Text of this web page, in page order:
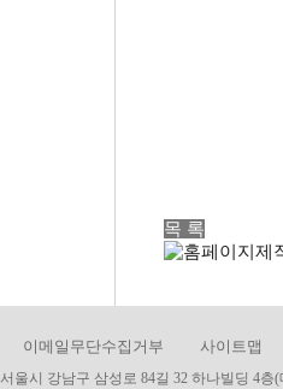
목 록
이메일무단수집거부
사이트맵
서울시 강남구 삼성로 84길 32 하나빌딩 4층